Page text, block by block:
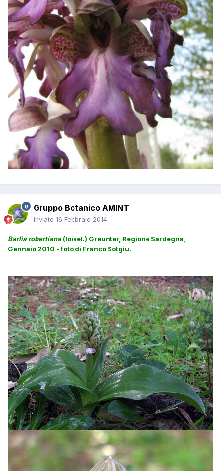
Gruppo Botanico AMINT
Inviato 16 Febbraio 2014
Barlia robertiana (loisel.) Greunter, Regione Sardegna,
Gennaio 2010 - foto di Franco Sotgiu.